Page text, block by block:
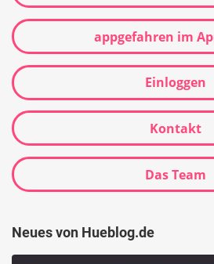
appgefahren im
Einloggen
Kontakt
Das Team
Neues von Hueblog.de